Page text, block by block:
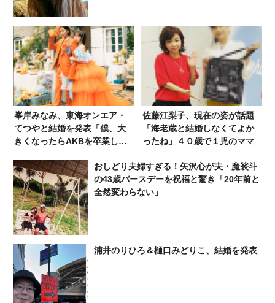
峯岸みなみ、東海オンエア・
てつやと結婚を発表「僕、大
きくなったらAKBを卒業して
と…」過去ツイートも話題に
佐藤江梨子、現在の姿が話題
「海老蔵と結婚しなくてよか
ったね」４０歳で１児のママ
おしどり夫婦すぎる！矢沢心が夫・魔裟斗
の43歳バースデーを祝福と驚き「20年前と
全然変わらない」
浦井のりひろ＆樋口みどりこ、結婚を発表